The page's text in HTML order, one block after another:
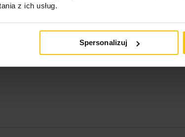
z ich usług.
Spersonalizuj